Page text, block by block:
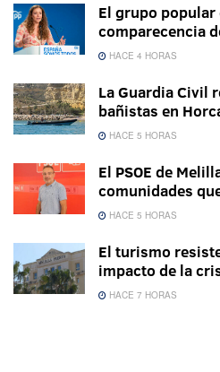
El grupo
comparecencia
HACE 4 HORAS
La Guardia Civil
bañistas en
HACE 5 HORAS
El PSOE de
comunidades
HACE 5 HORAS
El turismo
impacto de la
HACE 7 HORAS